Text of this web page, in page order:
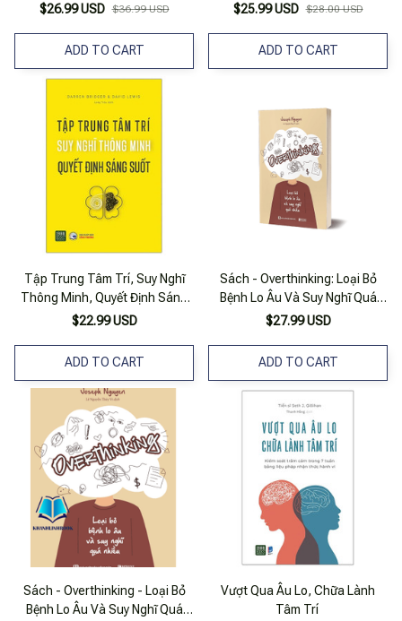
$26.99 USD $36.99 USD
ADD TO CART
$25.99 USD $28.00 USD
ADD TO CART
Tập Trung Tâm Trí, Suy Nghĩ
Thông Minh, Quyết Định Sáng
Suốt
$22.99 USD
ADD TO CART
Sách - Overthinking: Loại Bỏ
Bệnh Lo Âu Và Suy Nghĩ Quá
Nhiều - Mcbooks
$27.99 USD
ADD TO CART
Sách - Overthinking - Loại Bỏ
Bệnh Lo Âu Và Suy Nghĩ Quá
Vượt Qua Âu Lo, Chữa Lành
Tâm Trí